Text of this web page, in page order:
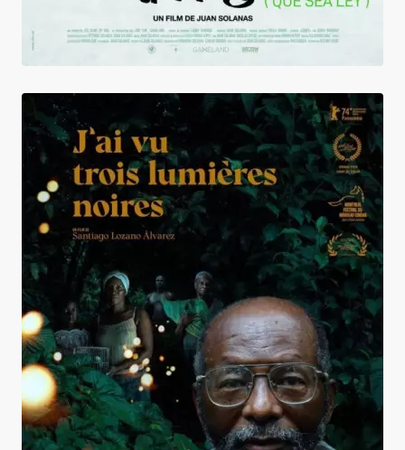
J'ai vu trois lumières noires